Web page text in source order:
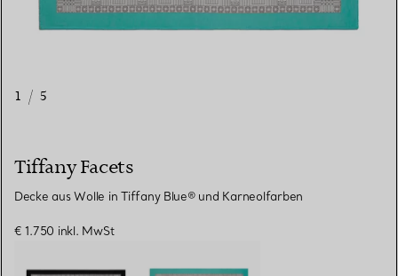
1 / 5
Tiffany Facets
Decke aus Wolle in Tiffany Blue® und Karneolfarben
€ 1.750 inkl. MwSt